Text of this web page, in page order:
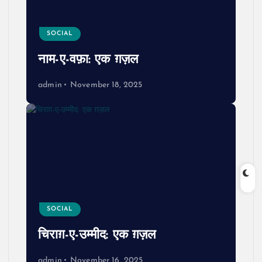
SOCIAL
नाम-ए-वफ़ा: एक ग़ज़ल
admin November 18, 2025
SOCIAL
चिराग़-ए-उम्मीद: एक ग़ज़ल
admin November 16, 2025